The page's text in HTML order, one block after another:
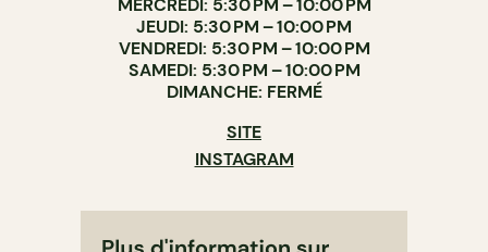
MERCREDI: 5:30 PM – 10:00 PM
JEUDI: 5:30 PM – 10:00 PM
VENDREDI: 5:30 PM – 10:00 PM
SAMEDI: 5:30 PM – 10:00 PM
DIMANCHE: FERMÉ
SITE
INSTAGRAM